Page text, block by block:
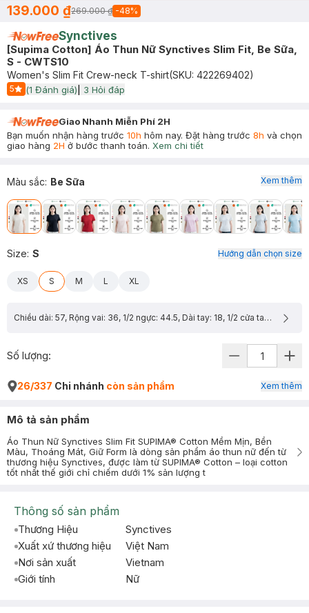
139.000 ₫269.000 ₫ -48%
Synctives
[Supima Cotton] Áo Thun Nữ Synctives Slim Fit, Be Sữa,
S - CWTS10
Women's Slim Fit Crew-neck T-shirt(SKU: 422269402)
5
Start Icon
(1 Đánh giá) 3 Hỏi đáp
Giao Nhanh Miễn Phí 2H
Bạn muốn nhận hàng trước 10h hôm nay. Đặt hàng trước 8h và chọn
giao hàng 2H ở bước thanh toán. Xem chi tiết
Màu sắc: Be Sữa
Size: S Hướng dẫn chọn size
XS S M L XL
Chiều dài: 57, Rộng vai: 36, 1/2 ngực: 44.5, Dài tay: 18, 1/2 cửa tay: 14.5
Xem thêm
Số lượng:
26/337 Chi nhánh còn sản phẩm Xem thêm
Mô tả sản phẩm
Áo Thun Nữ Synctives Slim Fit SUPIMA® Cotton Mềm Mịn, Bền
Màu, Thoáng Mát, Giữ Form là dòng sản phẩm áo thun nữ đến từ
thương hiệu Synctives, được làm từ SUPIMA® Cotton – loại cotton
tốt nhất thế giới chỉ chiếm dưới 1% sản lượng t
Thông số sản phẩm
Thương Hiệu
Synctives
Xuất xứ thương hiệu
Việt Nam
Nơi sản xuất
Vietnam
Giới tính
Nữ